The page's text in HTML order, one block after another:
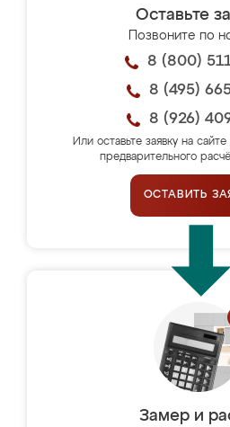
Оставьте
Позвоните по
8 (800)
8 (495)
8 (926)
Или оставьте заявку на
предварительного
ОСТАВИТЬ
Замер и